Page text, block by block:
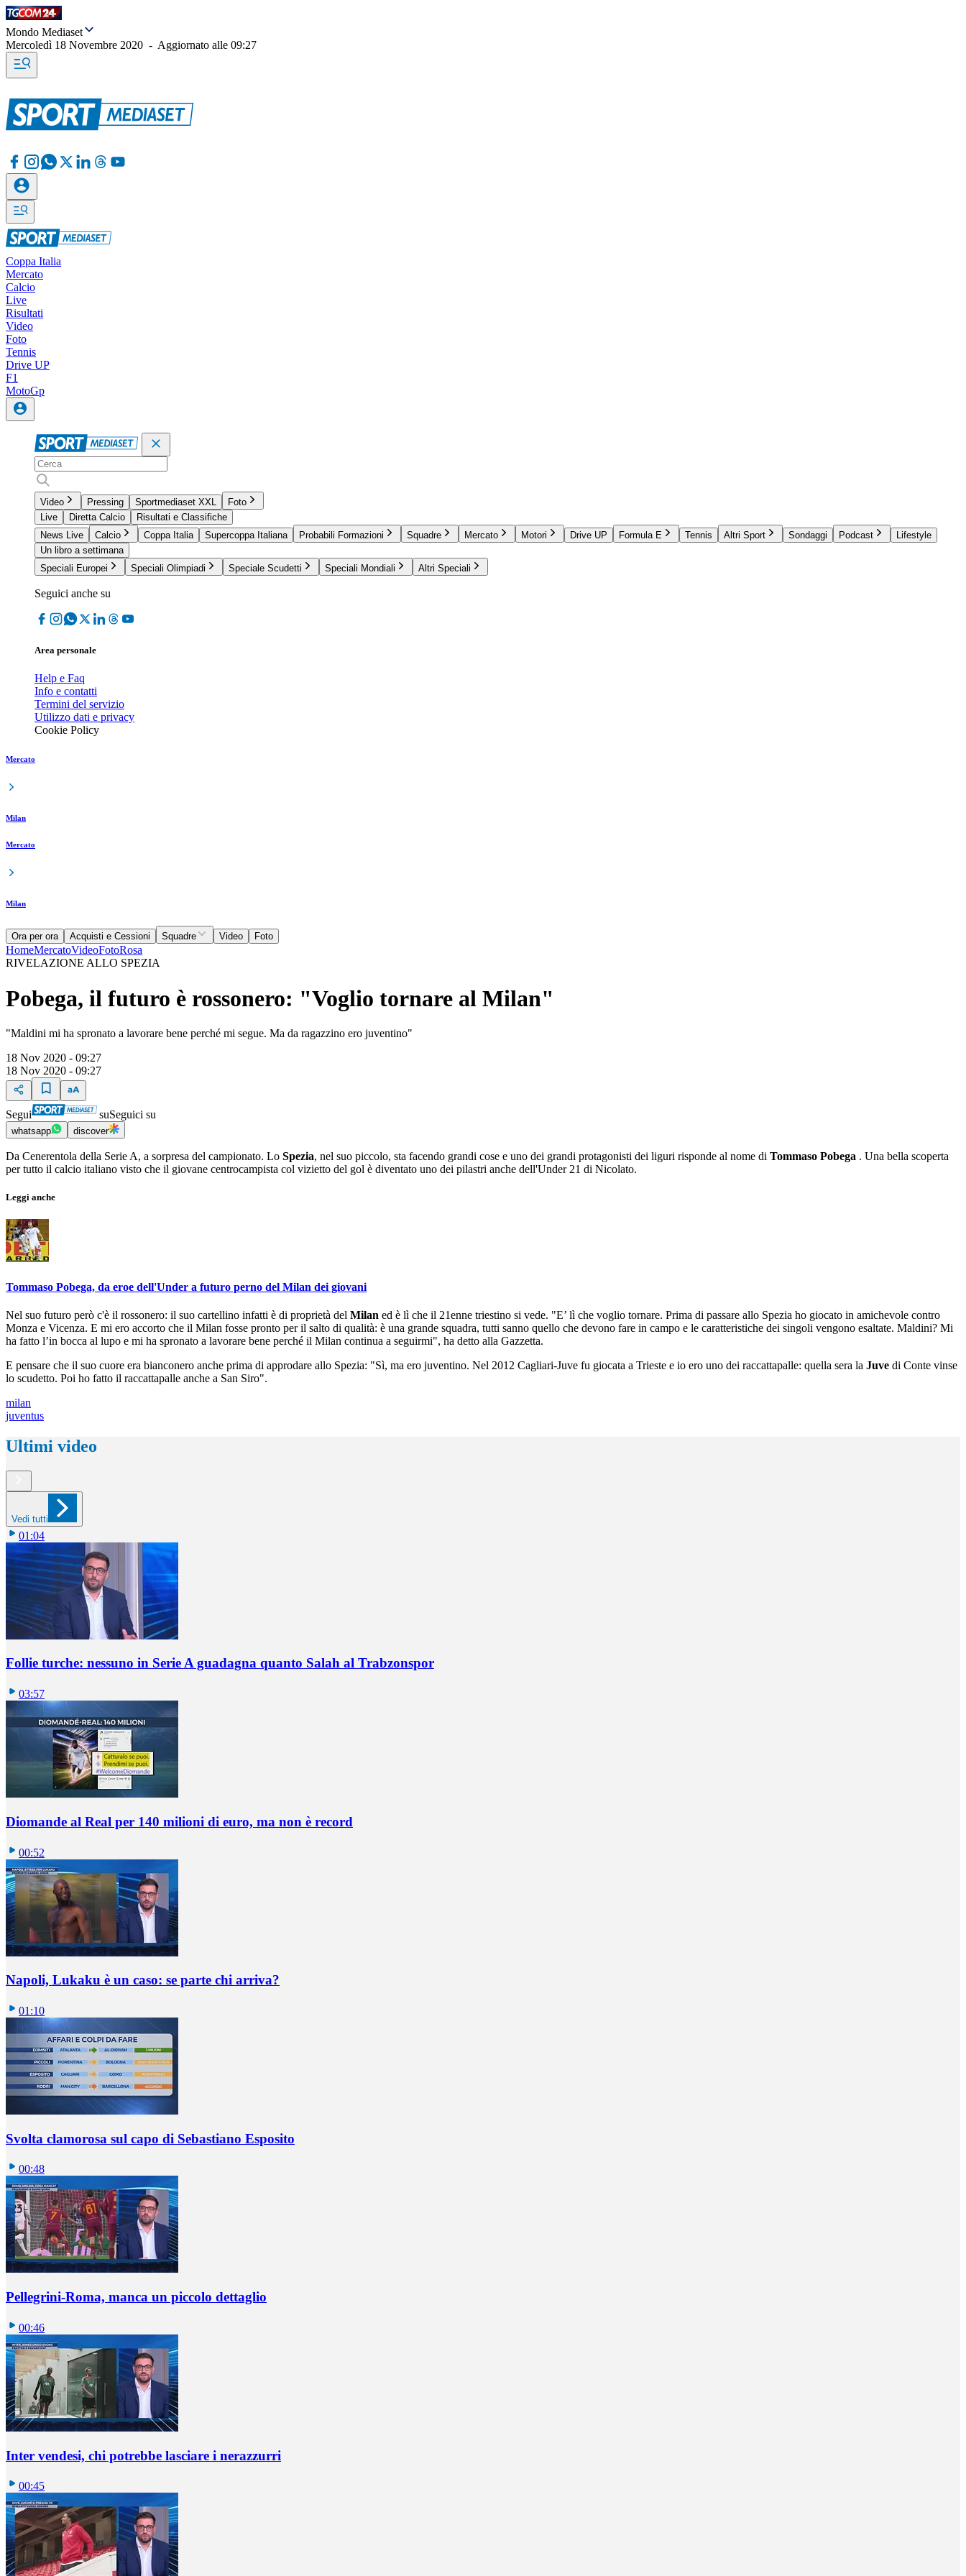
Mondo Mediaset
Mercoledì 18 Novembre 2020 - Aggiornato alle 09:27
Coppa Italia
Mercato
Calcio
Live
Risultati
Video
Foto
Tennis
Drive UP
F1
MotoGp
Video Pressing Sportmediaset XXL
Foto
Live
Diretta Calcio
Risultati e Classifiche
News Live
Calcio Coppa Italia Supercoppa Italiana Probabili Formazioni Squadre Mercato Motori Drive UP Formula E Tennis Altri Sport Sondaggi Podcast
Lifestyle
Un libro a settimana
Speciali Europei
Speciali Olimpiadi Speciale Scudetti Speciali Mondiali Altri Speciali
Seguici anche su
Area personale
Help e Faq
Info e contatti
Termini del servizio
Utilizzo dati e privacy
Cookie Policy
Mercato
Milan
Mercato
Milan
Ora per ora Acquisti e Cessioni Squadre Video Foto
HomeMercatoVideoFotoRosa
RIVELAZIONE ALLO SPEZIA
Pobega, il futuro è rossonero: "Voglio tornare al Milan"
"Maldini mi ha spronato a lavorare bene perché mi segue. Ma da ragazzino ero juventino"
18 Nov 2020 - 09:27
18 Nov 2020 - 09:27
Segui suSeguici su
whatsapp discover
Da Cenerentola della Serie A, a sorpresa del campionato. Lo Spezia, nel suo piccolo, sta facendo grandi cose e uno dei grandi protagonisti dei liguri risponde al nome di Tommaso Pobega . Una bella scoperta
per tutto il calcio italiano visto che il giovane centrocampista col vizietto del gol è diventato uno dei pilastri anche dell'Under 21 di Nicolato.
Leggi anche
Tommaso Pobega, da eroe dell'Under a futuro perno del Milan dei giovani
Nel suo futuro però c'è il rossonero: il suo cartellino infatti è di proprietà del Milan ed è lì che il 21enne triestino si vede. "E’ lì che voglio tornare. Prima di passare allo Spezia ho giocato in amichevole contro
Monza e Vicenza. E mi ero accorto che il Milan fosse pronto per il salto di qualità: è una grande squadra, tutti sanno quello che devono fare in campo e le caratteristiche dei singoli vengono esaltate. Maldini? Mi
ha fatto l’in bocca al lupo e mi ha spronato a lavorare bene perché il Milan continua a seguirmi", ha detto alla Gazzetta.
E pensare che il suo cuore era bianconero anche prima di approdare allo Spezia: "Sì, ma ero juventino. Nel 2012 Cagliari-Juve fu giocata a Trieste e io ero uno dei raccattapalle: quella sera la Juve di Conte vinse
lo scudetto. Poi ho fatto il raccattapalle anche a San Siro".
milan
juventus
Ultimi video
Vedi tutti
01:04
Follie turche: nessuno in Serie A guadagna quanto Salah al Trabzonspor
03:57
Diomande al Real per 140 milioni di euro, ma non è record
00:52
Napoli, Lukaku è un caso: se parte chi arriva?
01:10
Svolta clamorosa sul capo di Sebastiano Esposito
00:48
Pellegrini-Roma, manca un piccolo dettaglio
00:46
Inter vendesi, chi potrebbe lasciare i nerazzurri
00:45